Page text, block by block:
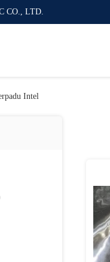
CO., LTD.
Intel